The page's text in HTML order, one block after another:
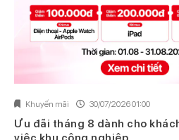
Khuyến mãi 30/07/2026 01:00
Ưu đãi tháng 8 dành cho